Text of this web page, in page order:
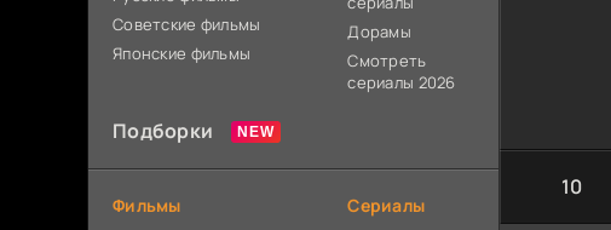
10
Советские фильмы
Японские фильмы
Дорамы
Смотреть
сериалы 2026
Подборки
Фильмы Сериалы